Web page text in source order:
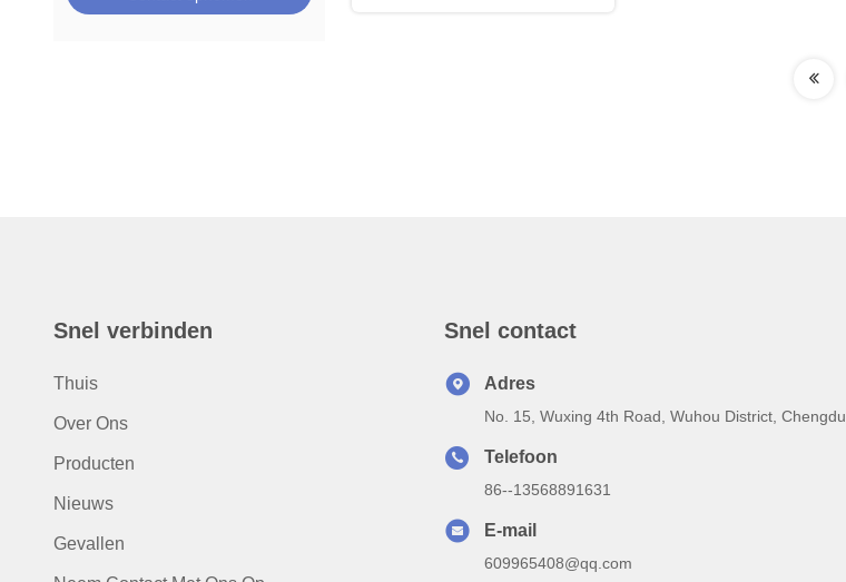
Snel verbinden
Thuis
Over Ons
Producten
Nieuws
Gevallen
Snel contact
Adres
No. 15, Wuxing 4th Road, Wuhou District, Chengdu
Telefoon
86--13568891631
E-mail
609965408@qq.com